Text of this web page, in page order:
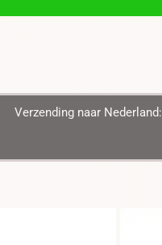
Verzending naar